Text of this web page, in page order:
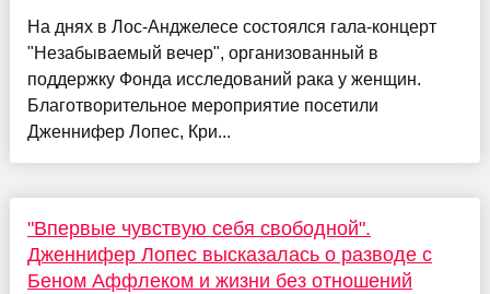
На днях в Лос-Анджелесе состоялся гала-концерт
"Незабываемый вечер", организованный в
поддержку Фонда исследований рака у женщин.
Благотворительное мероприятие посетили
Дженнифер Лопес, Кри...
"Впервые чувствую себя свободной".
Дженнифер Лопес высказалась о разводе с
Беном Аффлеком и жизни без отношений